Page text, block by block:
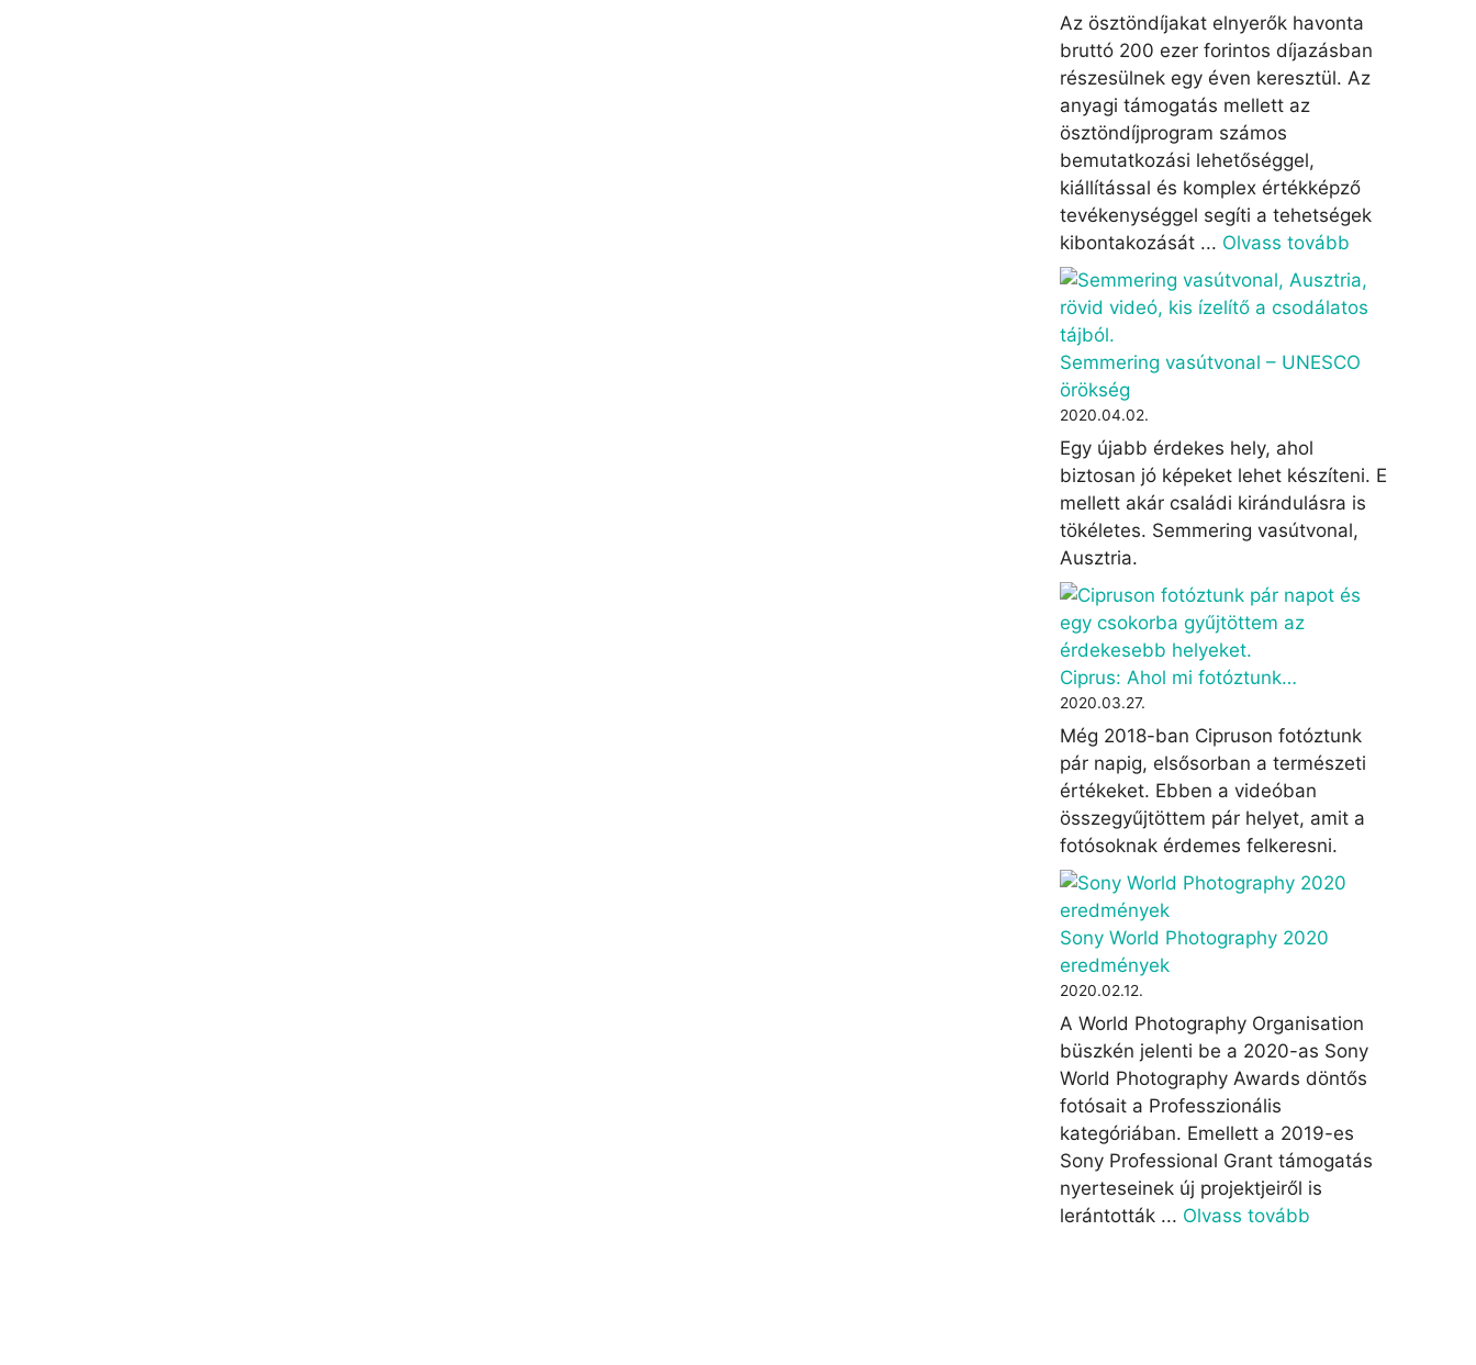
Az ösztöndíjakat elnyerők havonta
bruttó 200 ezer forintos díjazásban
részesülnek egy éven keresztül. Az
anyagi támogatás mellett az
ösztöndíjprogram számos
bemutatkozási lehetőséggel,
kiállítással és komplex értékképző
tevékenységgel segíti a tehetségek
kibontakozását ... Olvass tovább
Semmering vasútvonal – UNESCO
örökség
2020.04.02.
Egy újabb érdekes hely, ahol
biztosan jó képeket lehet készíteni. E
mellett akár családi kirándulásra is
tökéletes. Semmering vasútvonal,
Ausztria.
Ciprus: Ahol mi fotóztunk…
2020.03.27.
Még 2018-ban Cipruson fotóztunk
pár napig, elsősorban a természeti
értékeket. Ebben a videóban
összegyűjtöttem pár helyet, amit a
fotósoknak érdemes felkeresni.
Sony World Photography 2020
eredmények
2020.02.12.
A World Photography Organisation
büszkén jelenti be a 2020-as Sony
World Photography Awards döntős
fotósait a Professzionális
kategóriában. Emellett a 2019-es
Sony Professional Grant támogatás
nyerteseinek új projektjeiről is
lerántották ... Olvass tovább